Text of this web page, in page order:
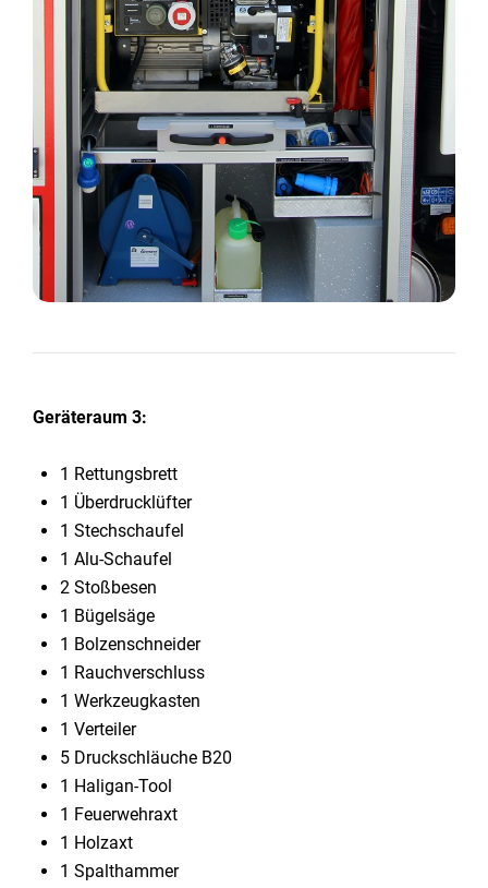
Geräteraum 3:
1 Rettungsbrett
1 Überdrucklüfter
1 Stechschaufel
1 Alu-Schaufel
2 Stoßbesen
1 Bügelsäge
1 Bolzenschneider
1 Rauchverschluss
1 Werkzeugkasten
1 Verteiler
5 Druckschläuche B20
1 Haligan-Tool
1 Feuerwehraxt
1 Holzaxt
1 Spalthammer